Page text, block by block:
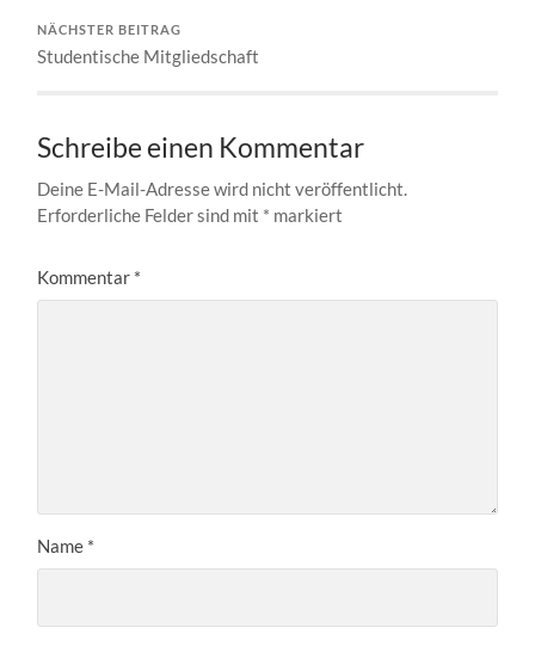
NÄCHSTER BEITRAG
Studentische Mitgliedschaft
Schreibe einen Kommentar
Deine E-Mail-Adresse wird nicht veröffentlicht.
Erforderliche Felder sind mit * markiert
Kommentar *
Name *